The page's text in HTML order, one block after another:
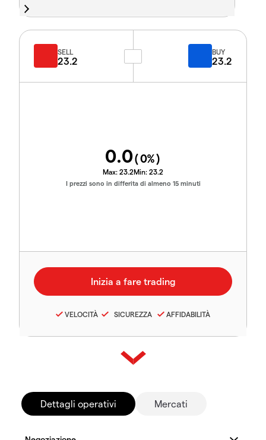
SELL
23.2
BUY
23.2
0.0(0%)
Max: 23.2Min: 23.2
I prezzi sono in differita di almeno 15 minuti
VELOCITÀ SICUREZZA AFFIDABILITÀ
Dettagli operativi Mercati